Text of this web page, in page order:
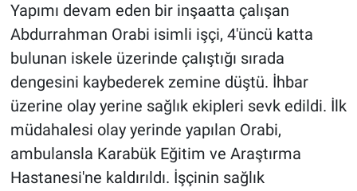
Yapımı devam eden bir inşaatta çalışan
Abdurrahman Orabi isimli işçi, 4'üncü katta
bulunan iskele üzerinde çalıştığı sırada
dengesini kaybederek zemine düştü. İhbar
üzerine olay yerine sağlık ekipleri sevk edildi. İlk
müdahalesi olay yerinde yapılan Orabi,
ambulansla Karabük Eğitim ve Araştırma
Hastanesi'ne kaldırıldı. İşçinin sağlık